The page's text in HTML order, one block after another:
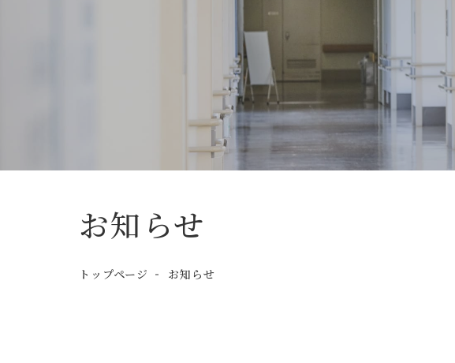
お知らせ
トップページ お知らせ